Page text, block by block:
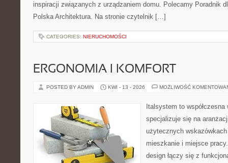
inspiracji związanych z urządzaniem domu. Polecamy Poradnik
Polska Architektura. Na stronie czytelnik […]
CATEGORIES: NIERUCHOMOŚCI
ERGONOMIA I KOMFORT
POSTED BY ADMIN KWI - 13 - 2026 MOŻLIWOŚĆ
Italsystem to
specjalizuje się na
użytecznych
mieszkanie i miejsce
design łączy się z